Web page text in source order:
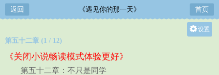
返回 《遇见你的那一天》 首页
设置
第五十二章 (1 / 12)
《关闭小说畅读模式体验更好》
第五十二章：不只是同学